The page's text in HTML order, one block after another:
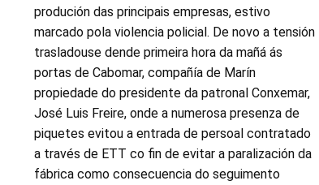
produción das principais empresas, estivo
marcado pola violencia policial. De novo a tensión
trasladouse dende primeira hora da mañá ás
portas de Cabomar, compañía de Marín
propiedade do presidente da patronal Conxemar,
José Luis Freire, onde a numerosa presenza de
piquetes evitou a entrada de persoal contratado
a través de ETT co fin de evitar a paralización da
fábrica como consecuencia do seguimento